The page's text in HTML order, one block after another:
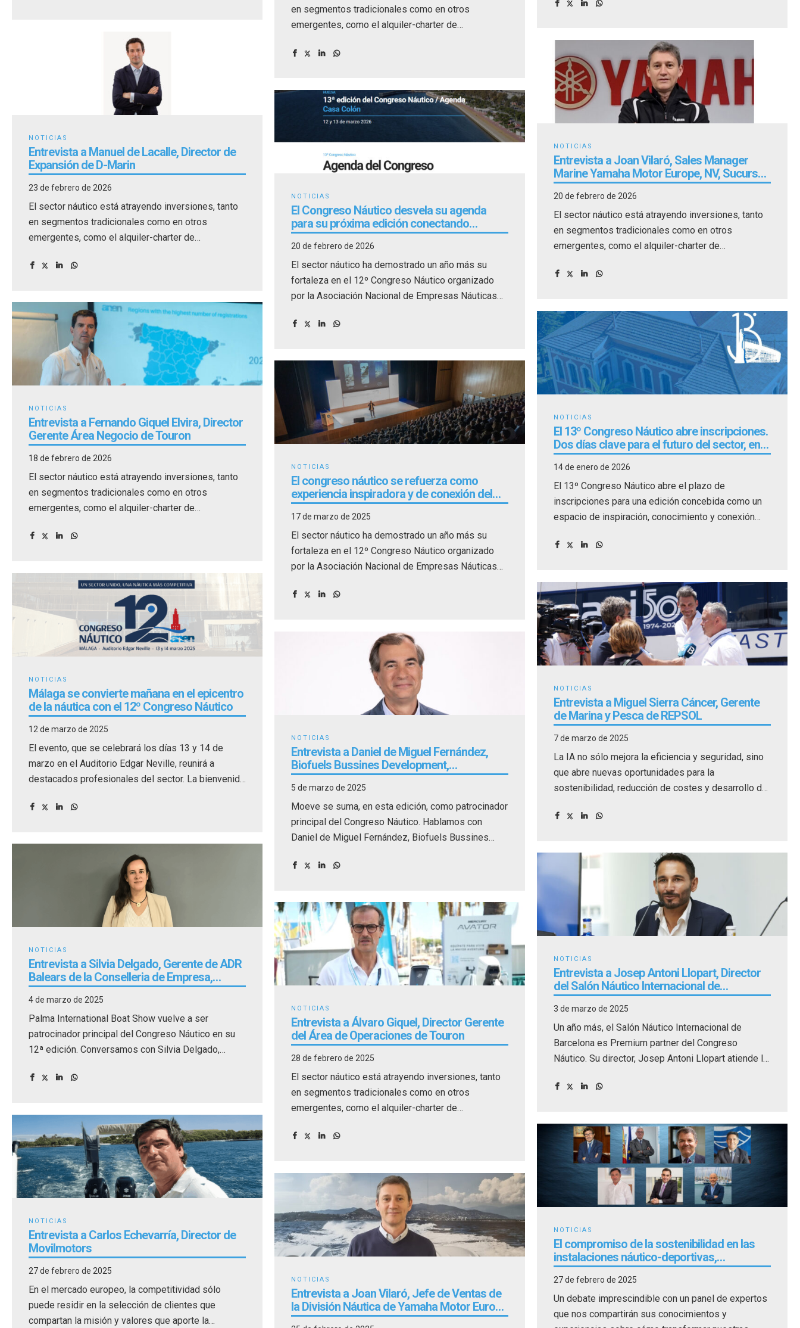
en segmentos tradicionales como en otros
emergentes, como el alquiler-charter de
NOTICIAS
Entrevista a Manuel de Lacalle, Director de
Expansión de D-Marin
23 de febrero de 2026
El sector náutico está atrayendo inversiones, tanto
en segmentos tradicionales como en otros
emergentes, como el alquiler-charter de
NOTICIAS
Entrevista a Joan Vilaró, Sales Manager
Marine Yamaha Motor Europe, NV, Sucursal
España
20 de febrero de 2026
El sector náutico está atrayendo inversiones, tanto
en segmentos tradicionales como en otros
emergentes, como el alquiler-charter de
NOTICIAS
El Congreso Náutico desvela su agenda
para su próxima edición conectando
historia, liderazgo y futuro
20 de febrero de 2026
El sector náutico ha demostrado un año más su
fortaleza en el 12º Congreso Náutico organizado
por la Asociación Nacional de Empresas Náuticas
Auditorio Edgar Neville de Málaga.
NOTICIAS
Entrevista a Fernando Giquel Elvira, Director
Gerente Área Negocio de Touron
18 de febrero de 2026
El sector náutico está atrayendo inversiones, tanto
en segmentos tradicionales como en otros
emergentes, como el alquiler-charter de
NOTICIAS
El 13º Congreso Náutico abre inscripciones.
Dos días clave para el futuro del sector, en
Huelva
14 de enero de 2026
El 13º Congreso Náutico abre el plazo de
inscripciones para una edición concebida como un
espacio de inspiración, conocimiento y conexión
el futuro del sector náutico.
NOTICIAS
El congreso náutico se refuerza como
experiencia inspiradora y de conexión del
sector
17 de marzo de 2025
El sector náutico ha demostrado un año más su
fortaleza en el 12º Congreso Náutico organizado
por la Asociación Nacional de Empresas Náuticas
Auditorio Edgar Neville de Málaga.
NOTICIAS
Málaga se convierte mañana en el epicentro
de la náutica con el 12º Congreso Náutico
12 de marzo de 2025
El evento, que se celebrará los días 13 y 14 de
marzo en el Auditorio Edgar Neville, reunirá a
destacados profesionales del sector. La bienvenida
personalidades de las administraciones
NOTICIAS
Entrevista a Miguel Sierra Cáncer, Gerente
de Marina y Pesca de REPSOL
7 de marzo de 2025
La IA no sólo mejora la eficiencia y seguridad, sino
que abre nuevas oportunidades para la
sostenibilidad, reducción de costes y desarrollo de
NOTICIAS
Entrevista a Daniel de Miguel Fernández,
Biofuels Bussines Development,
Technology, Regulation & Advocacy de
Moeve
5 de marzo de 2025
Moeve se suma, en esta edición, como patrocinador
principal del Congreso Náutico. Hablamos con
Daniel de Miguel Fernández, Biofuels Bussines
de Moeve.
NOTICIAS
Entrevista a Silvia Delgado, Gerente de ADR
Balears de la Conselleria de Empresa,
Empleo y Energía
4 de marzo de 2025
Palma International Boat Show vuelve a ser
patrocinador principal del Congreso Náutico en su
12ª edición. Conversamos con Silvia Delgado,
Balears (ADR Balears) de la Conselleria de
NOTICIAS
Entrevista a Josep Antoni Llopart, Director
del Salón Náutico Internacional de
Barcelona
3 de marzo de 2025
Un año más, el Salón Náutico Internacional de
Barcelona es Premium partner del Congreso
Náutico. Su director, Josep Antoni Llopart atiende la
NOTICIAS
Entrevista a Álvaro Giquel, Director Gerente
del Área de Operaciones de Touron
28 de febrero de 2025
El sector náutico está atrayendo inversiones, tanto
en segmentos tradicionales como en otros
emergentes, como el alquiler-charter de
NOTICIAS
Entrevista a Carlos Echevarría, Director de
Movilmotors
27 de febrero de 2025
En el mercado europeo, la competitividad sólo
puede residir en la selección de clientes que
compartan la misión y valores que aporte la
NOTICIAS
El compromiso de la sostenibilidad en las
instalaciones náutico-deportivas,
protagonista de unos de los debates del
Congreso Náutico
27 de febrero de 2025
Un debate imprescindible con un panel de expertos
que nos compartirán sus conocimientos y
NOTICIAS
Entrevista a Joan Vilaró, Jefe de Ventas de
la División Náutica de Yamaha Motor Europa
NV